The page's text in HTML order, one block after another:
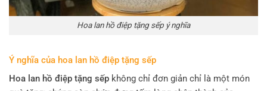
Hoa lan hồ điệp tặng sếp ý nghĩa
Ý nghĩa của hoa lan hồ điệp tặng sếp
Hoa lan hồ điệp tặng sếp không chỉ đơn giản chỉ là một món